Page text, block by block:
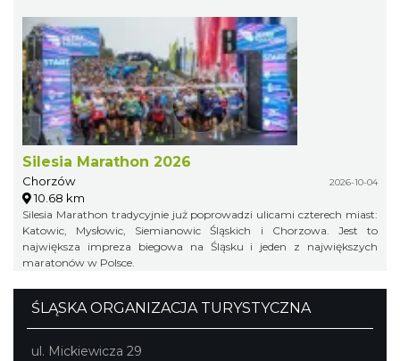
Silesia Marathon 2026
Chorzów 2026-10-04
10.68 km
Silesia Marathon tradycyjnie już poprowadzi ulicami czterech miast:
Katowic, Mysłowic, Siemianowic Śląskich i Chorzowa. Jest to
największa impreza biegowa na Śląsku i jeden z największych
maratonów w Polsce.
ŚLĄSKA ORGANIZACJA TURYSTYCZNA
ul. Mickiewicza 29